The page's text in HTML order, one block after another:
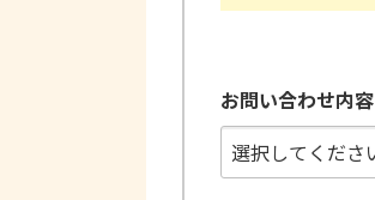
お問い合わせ内容